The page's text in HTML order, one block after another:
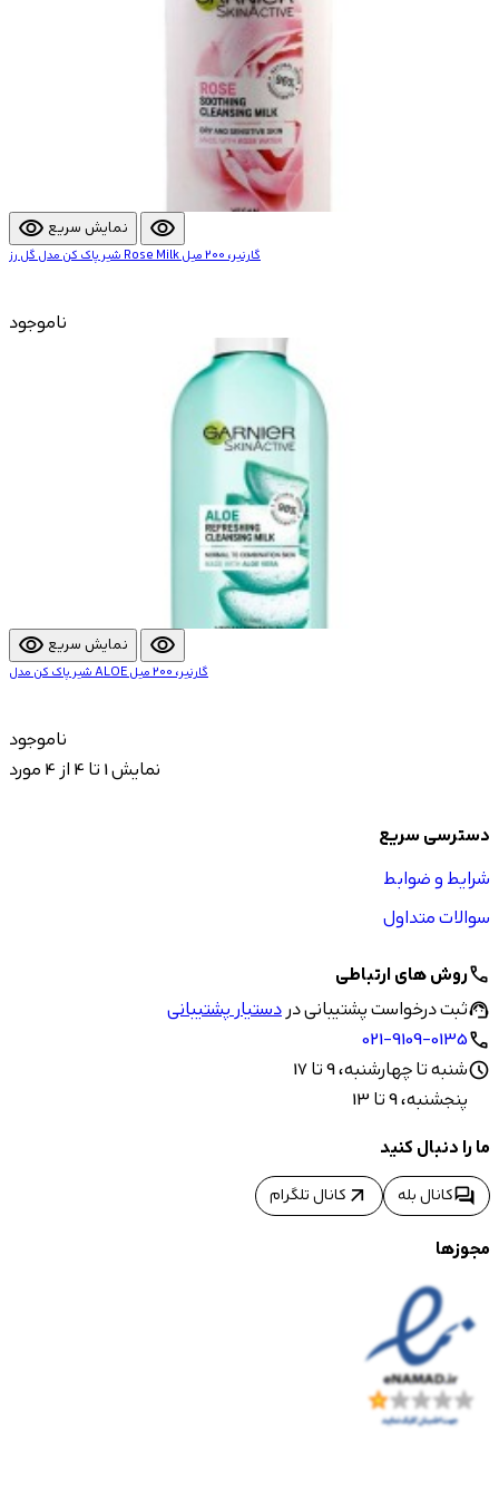
visibility نمایش سریع visibility
شیر پاک کن مدل گل رز Rose Milk گارنیر، 200 میل
ناموجود
visibility نمایش سریع visibility
شیر پاک کن مدل ALOE گارنیر، 200 میل
ناموجود
نمایش 1 تا 4 از 4 مورد
دسترسی سریع
شرایط و ضوابط
سوالات متداول
callروش های ارتباطی
support_agentثبت درخواست پشتیبانی دردستیار پشتیبانی
call
021-9109-0135
scheduleشنبه تا چهارشنبه، 9 تا 17
پنجشنبه، 9 تا 13
ما را دنبال کنید
forumکانال بله arrow_outward کانال تلگرام
مجوزها